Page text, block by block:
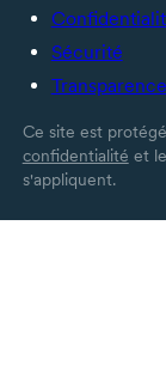
Sécurité
Transparence
Ce site est
confidentialité et
s'appliquent.